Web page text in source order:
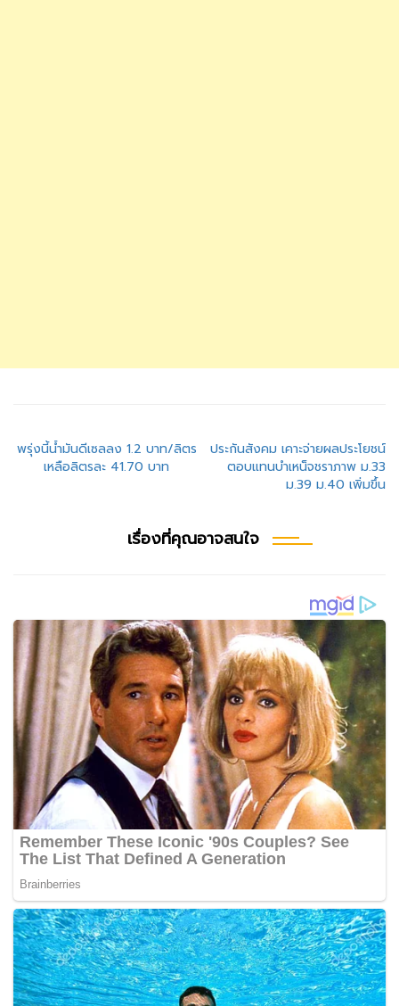
แนะแนว
เรื่อง
พรุ่งนี้น้ำมันดีเซลลง 1.2 บาท/ลิตร
เหลือลิตรละ 41.70 บาท
ประกันสังคม เคาะจ่ายผลประโยชน์
ตอบแทนบำเหน็จชราภาพ ม.33
ม.39 ม.40 เพิ่มขึ้น
เรื่องที่คุณอาจสนใจ